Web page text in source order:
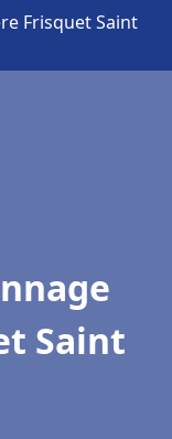
Frisquet Saint
Saint